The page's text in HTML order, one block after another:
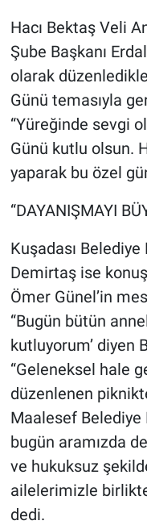
Hacı Bektaş Veli
Şube Başkanı
olarak
Günü temasıyla
“Yüreğinde sevgi
Günü kutlu olsun.
yaparak bu özel
“DAYANIŞMAYI
Kuşadası
Demirtaş ise
Ömer Günel’in
“Bugün bütün
kutluyorum’ diyen
“Geleneksel hale
düzenlenen
Maalesef Belediye
bugün aramızda
ve hukuksuz
ailelerimizle
dedi.